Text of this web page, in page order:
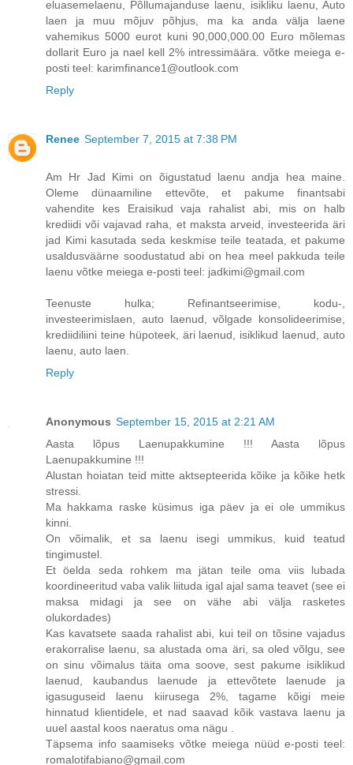
eluasemelaenu, Põllumajanduse laenu, isikliku laenu, Auto
laen ja muu mõjuv põhjus, ma ka anda välja laene
vahemikus 5000 eurot kuni 90,000,000.00 Euro mõlemas
dollarit Euro ja nael kell 2% intressimäära. võtke meiega e-
posti teel: karimfinance1@outlook.com
Reply
Renee September 7, 2015 at 7:38 PM
Am Hr Jad Kimi on õigustatud laenu andja hea maine.
Oleme dünaamiline ettevõte, et pakume finantsabi
vahendite kes Eraisikud vaja rahalist abi, mis on halb
krediidi või vajavad raha, et maksta arveid, investeerida äri
jad Kimi kasutada seda keskmise teile teatada, et pakume
usaldusväärne soodustatud abi on hea meel pakkuda teile
laenu võtke meiega e-posti teel: jadkimi@gmail.com
Teenuste hulka; Refinantseerimise, kodu-,
investeerimislaen, auto laenud, võlgade konsolideerimise,
krediidiliini teine ​​hüpoteek, äri laenud, isiklikud laenud, auto
laenu, auto laen.
Reply
Anonymous September 15, 2015 at 2:21 AM
Aasta lõpus Laenupakkumine !!! Aasta lõpus
Laenupakkumine !!!
Alustan hoiatan teid mitte aktsepteerida kõike ja kõike hetk
stressi.
Ma hakkama raske küsimus iga päev ja ei ole ummikus
kinni.
On võimalik, et sa laenu isegi ummikus, kuid teatud
tingimustel.
Et öelda seda rohkem ma jätan teile oma viis lubada
koordineeritud vaba valik liituda igal ajal sama teavet (see ei
maksa midagi ja see on vähe abi välja rasketes
olukordades)
Kas kavatsete saada rahalist abi, kui teil on tõsine vajadus
erakorralise laenu, sa alustada oma äri, sa oled võlgu, see
on sinu võimalus täita oma soove, sest pakume isiklikud
laenud, kaubandus laenude ja ettevõtete laenude ja
igasuguseid laenu kiirusega 2%, tagame kõigi meie
hinnatud klientidele, et nad saavad kõik vastava laenu ja
uuel aastal koos naeratus oma nägu .
Täpsema info saamiseks võtke meiega nüüd e-posti teel:
romalotifabiano@gmail.com